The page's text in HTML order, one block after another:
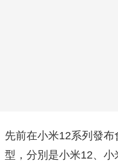
先前在小米12系列發
型，分別是小米12、